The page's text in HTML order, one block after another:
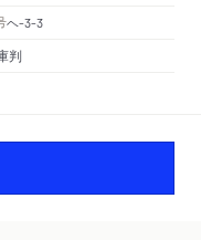
ヘ-3-3
判